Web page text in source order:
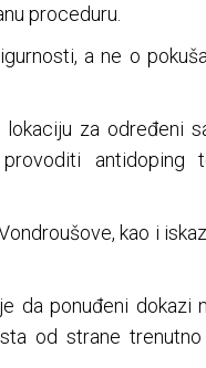
proceduru.
a ne o
za određeni
antidoping
kao i
da ponuđeni dokazi
od strane